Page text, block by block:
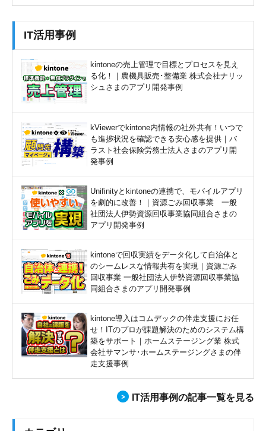
IT活用事例
kintoneの売上管理で目標とプロセスを見え
る化！｜農機具販売･整備業 株式会社ナリッ
シュさまのアプリ開発事例
kViewerでkintone内情報の社外共有！いつで
も進捗状況を確認できる安心感を提供｜バ
ラスト社会保険労務士法人さまのアプリ開
発事例
Unifinityとkintoneの連携で、モバイルアプリ
を劇的に改善！｜資源ごみ回収事業 一般
社団法人伊勢資源回収事業協同組合さまの
アプリ開発事例
kintoneで回収実績をデータ化して自治体と
のシームレスな情報共有を実現｜資源ごみ
回収事業 一般社団法人伊勢資源回収事業協
同組合さまのアプリ開発事例
kintone導入はコムデックの伴走支援にお任
せ！ITのプロが課題解決のためのシステム構
築をサポート｜ホームステージング業 株式
会社サマンサ･ホームステージングさまの伴
走支援事例
IT活用事例の記事一覧を見る